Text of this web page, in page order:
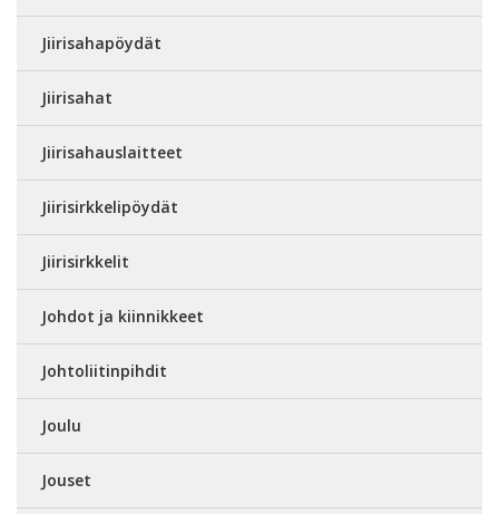
Jiirisahapöydät
Jiirisahat
Jiirisahauslaitteet
Jiirisirkkelipöydät
Jiirisirkkelit
Johdot ja kiinnikkeet
Johtoliitinpihdit
Joulu
Jouset